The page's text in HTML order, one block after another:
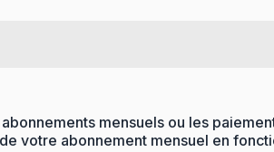
mensuels ou les
votre abonnement mensuel en